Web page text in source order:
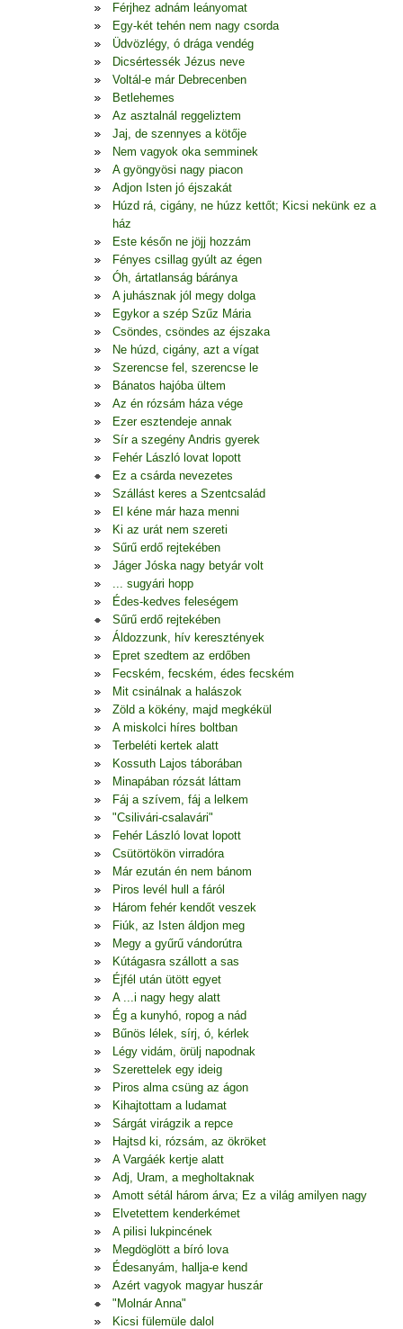
Férjhez adnám leányomat
Egy-két tehén nem nagy csorda
Üdvözlégy, ó drága vendég
Dicsértessék Jézus neve
Voltál-e már Debrecenben
Betlehemes
Az asztalnál reggeliztem
Jaj, de szennyes a kötője
Nem vagyok oka semminek
A gyöngyösi nagy piacon
Adjon Isten jó éjszakát
Húzd rá, cigány, ne húzz kettőt; Kicsi nekünk ez a
ház
Este későn ne jöjj hozzám
Fényes csillag gyúlt az égen
Óh, ártatlanság báránya
A juhásznak jól megy dolga
Egykor a szép Szűz Mária
Csöndes, csöndes az éjszaka
Ne húzd, cigány, azt a vígat
Szerencse fel, szerencse le
Bánatos hajóba ültem
Az én rózsám háza vége
Ezer esztendeje annak
Sír a szegény Andris gyerek
Fehér László lovat lopott
Ez a csárda nevezetes
Szállást keres a Szentcsalád
El kéne már haza menni
Ki az urát nem szereti
Sűrű erdő rejtekében
Jáger Jóska nagy betyár volt
... sugyári hopp
Édes-kedves feleségem
Sűrű erdő rejtekében
Áldozzunk, hív keresztények
Epret szedtem az erdőben
Fecském, fecském, édes fecském
Mit csinálnak a halászok
Zöld a kökény, majd megkékül
A miskolci híres boltban
Terbeléti kertek alatt
Kossuth Lajos táborában
Minapában rózsát láttam
Fáj a szívem, fáj a lelkem
"Csilivári-csalavári"
Fehér László lovat lopott
Csütörtökön virradóra
Már ezután én nem bánom
Piros levél hull a fáról
Három fehér kendőt veszek
Fiúk, az Isten áldjon meg
Megy a gyűrű vándorútra
Kútágasra szállott a sas
Éjfél után ütött egyet
A ...i nagy hegy alatt
Ég a kunyhó, ropog a nád
Bűnös lélek, sírj, ó, kérlek
Légy vidám, örülj napodnak
Szerettelek egy ideig
Piros alma csüng az ágon
Kihajtottam a ludamat
Sárgát virágzik a repce
Hajtsd ki, rózsám, az ökröket
A Vargáék kertje alatt
Adj, Uram, a megholtaknak
Amott sétál három árva; Ez a világ amilyen nagy
Elvetettem kenderkémet
A pilisi lukpincének
Megdöglött a bíró lova
Édesanyám, hallja-e kend
Azért vagyok magyar huszár
"Molnár Anna"
Kicsi fülemüle dalol